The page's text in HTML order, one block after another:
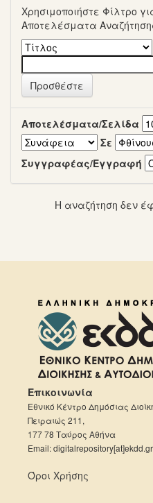
Χρησιμοποιήστε Φίλτρο
Αποτελέσματα
Αποτελέσματα/Σελίδα
Σε
Συγγραφέας/Εγγραφή
Η αναζήτηση δεν
Επικοινωνία
Εθνικό Κέντρο Δημόσιας
Πειραιώς 211,
177 78 Ταύρος Αθήνα
Email: digitalrepository[at]ekdd.gr
Όροι Χρήσης